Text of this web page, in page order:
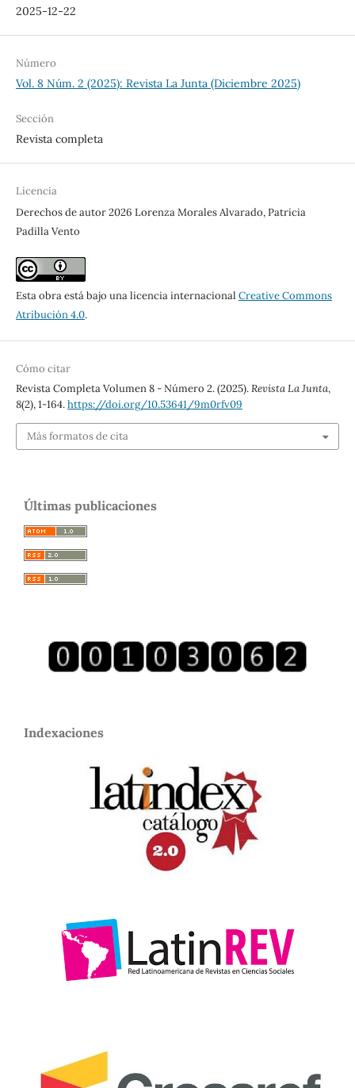
2025-12-22
Número
Vol. 8 Núm. 2 (2025): Revista La Junta (Diciembre 2025)
Sección
Revista completa
Licencia
Derechos de autor 2026 Lorenza Morales Alvarado, Patricia
Padilla Vento
Esta obra está bajo una licencia internacional Creative Commons
Atribución 4.0.
Cómo citar
Revista Completa Volumen 8 - Número 2. (2025).Revista La Junta,
8(2), 1-164.https://doi.org/10.53641/9m0rfv09
Más formatos de cita
Últimas publicaciones
Indexaciones